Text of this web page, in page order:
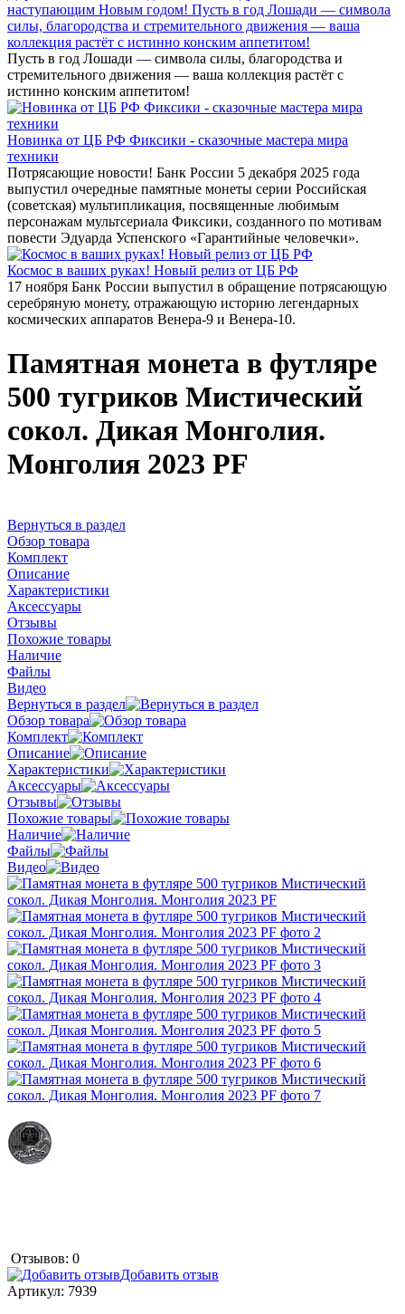
наступающим Новым годом! Пусть в год Лошади — символа
силы, благородства и стремительного движения — ваша
коллекция растёт с истинно конским аппетитом!
Пусть в год Лошади — символа силы, благородства и
стремительного движения — ваша коллекция растёт с
истинно конским аппетитом!
Новинка от ЦБ РФ Фиксики - сказочные мастера мира
техники
Потрясающие новости! Банк России 5 декабря 2025 года
выпустил очередные памятные монеты серии Российская
(советская) мультипликация, посвященные любимым
персонажам мультсериала Фиксики, созданного по мотивам
повести Эдуарда Успенского «Гарантийные человечки».
Космос в ваших руках! Новый релиз от ЦБ РФ
17 ноября Банк России выпустил в обращение потрясающую
серебряную монету, отражающую историю легендарных
космических аппаратов Венера-9 и Венера-10.
Памятная монета в футляре
500 тугриков Мистический
сокол. Дикая Монголия.
Монголия 2023 PF
Вернуться в раздел
Обзор товара
Комплект
Описание
Характеристики
Аксессуары
Отзывы
Похожие товары
Наличие
Файлы
Видео
Вернуться в раздел
Обзор товара
Комплект
Описание
Характеристики
Аксессуары
Отзывы
Похожие товары
Наличие
Файлы
Видео
Отзывов: 0
Добавить отзыв
Артикул: 7939